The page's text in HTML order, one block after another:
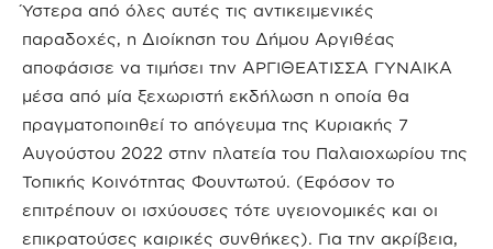
Ύστερα από όλες αυτές τις αντικειμενικές
παραδοχές, η Διοίκηση του Δήμου Αργιθέας
αποφάσισε να τιμήσει την ΑΡΓΙΘΕΑΤΙΣΣΑ ΓΥΝΑΙΚΑ
μέσα από μία ξεχωριστή εκδήλωση η οποία θα
πραγματοποιηθεί το απόγευμα της Κυριακής 7
Αυγούστου 2022 στην πλατεία του Παλαιοχωρίου της
Τοπικής Κοινότητας Φουντωτού. (Εφόσον το
επιτρέπουν οι ισχύουσες τότε υγειονομικές και οι
επικρατούσες καιρικές συνθήκες). Για την ακρίβεια,